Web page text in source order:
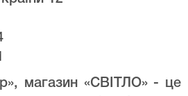
магазин «СВІТЛО» - це